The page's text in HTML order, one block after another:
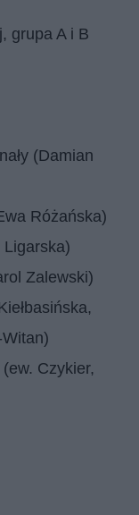
grupa A i B
(Damian
Różańska)
Ligarska)
Zalewski)
(ew. Czykier,